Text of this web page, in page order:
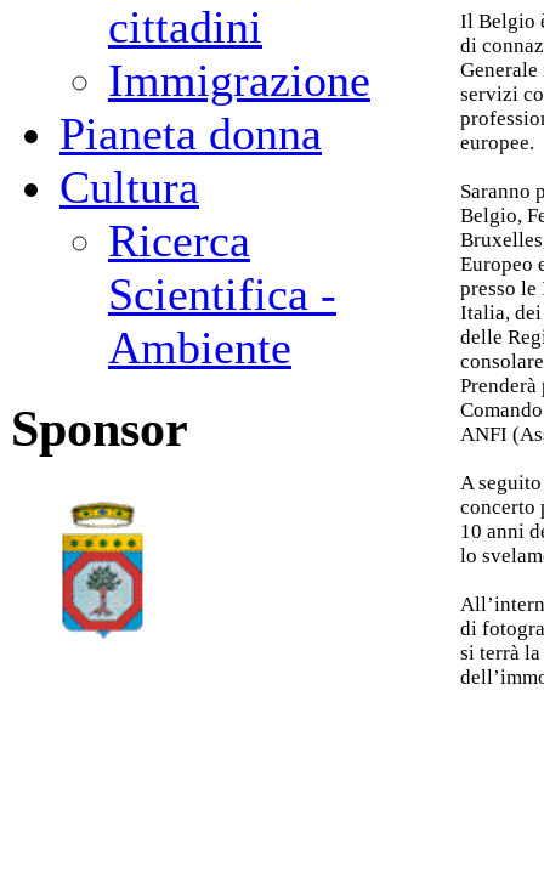
cittadini
Immigrazione
Pianeta donna
Cultura
Ricerca
Scientifica -
Ambiente
Sponsor
Il Belgio
di
servizi
europee.
Saranno
Belgio,
Europeo
presso
Italia,
delle
ANFI
A
concerto
10 anni
lo
di
si terrà